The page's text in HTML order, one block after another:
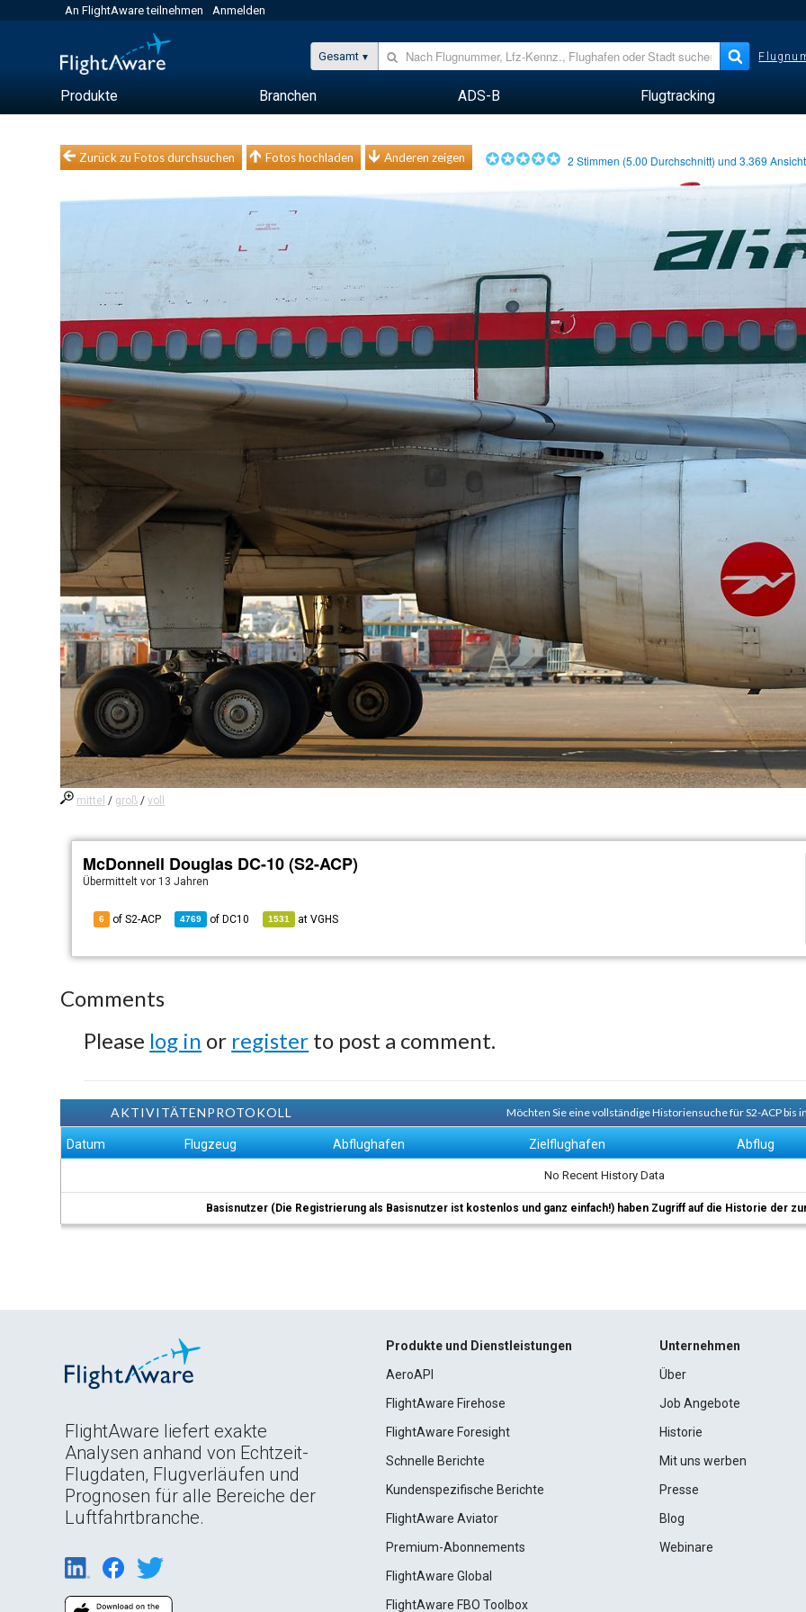
An FlightAware teilnehmen Anmelden
Gesamt
Produkte Branchen ADS-B Flugtracking
Zurück zu Fotos durchsuchen Fotos hochladen Anderen zeigen 2 Stimmen (5.00 Durchschnitt) und3.369
mittel / groß /voll
McDonnell Douglas DC-10 (S2-ACP)
Übermitteltvor 13 Jahren
6 of S2-ACP 4769 of DC10 1531 atVGHS
Comments
Please log in or register to post a comment.
AKTIVITÄTENPROTOKOLL Möchten Sie eine vollständige Historiensuche für S2-ACP bis
Datum Flugzeug Abflughafen Zielflughafen Abflug
No Recent History Data
Basisnutzer (Die Registrierung als Basisnutzer ist kostenlos und ganz einfach!) haben Zugriff auf die Historie der
FlightAware liefert exakte
Analysen anhand von Echtzeit-
Flugdaten, Flugverläufen und
Prognosen für alle Bereiche der
Luftfahrtbranche.
Produkte und Dienstleistungen
AeroAPI
FlightAware Firehose
FlightAware Foresight
Schnelle Berichte
Kundenspezifische Berichte
FlightAware Aviator
Premium-Abonnements
FlightAware Global
FlightAware FBO Toolbox
Unternehmen
Über
Job Angebote
Historie
Mit uns werben
Presse
Blog
Webinare